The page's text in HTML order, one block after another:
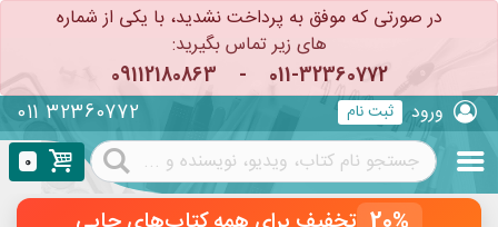
در صورتی که موفق به پرداخت نشدید، با یکی از شماره
های زیر تماس بگیرید:
011-32360772
-
09112180863
ثبت نام ورود 011 32360772
0